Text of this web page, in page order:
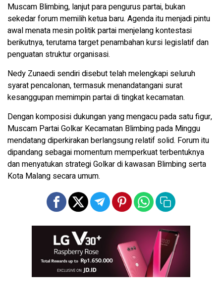
Muscam Blimbing, lanjut para pengurus partai, bukan
sekedar forum memilih ketua baru. Agenda itu menjadi pintu
awal menata mesin politik partai menjelang kontestasi
berikutnya, terutama target penambahan kursi legislatif dan
penguatan struktur organisasi.
Nedy Zunaedi sendiri disebut telah melengkapi seluruh
syarat pencalonan, termasuk menandatangani surat
kesanggupan memimpin partai di tingkat kecamatan.
Dengan komposisi dukungan yang mengacu pada satu figur,
Muscam Partai Golkar Kecamatan Blimbing pada Minggu
mendatang diperkirakan berlangsung relatif solid. Forum itu
dipandang sebagai momentum memperkuat terbentuknya
dan menyatukan strategi Golkar di kawasan Blimbing serta
Kota Malang secara umum.